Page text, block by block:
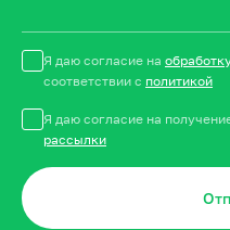
Я даю согласие на
соответствии с политикой
Я даю согласие на
рассылки